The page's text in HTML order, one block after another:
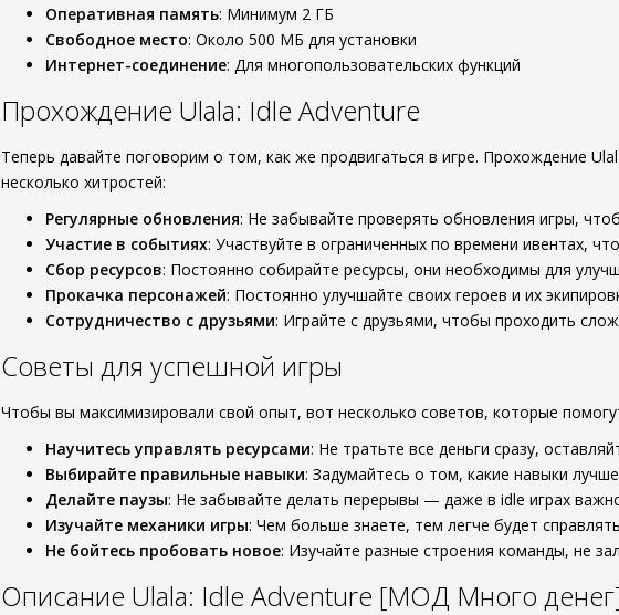
Оперативная память: Минимум 2 ГБ
Свободное место: Около 500 МБ для установки
Интернет-соединение: Для многопользовательских функций
Прохождение Ulala: Idle Adventure
Теперь давайте поговорим о том, как же продвигаться в игре. Прохождение
несколько хитростей:
Регулярные обновления: Не забывайте проверять обновления игры,
Участие в событиях: Участвуйте в ограниченных по времени ивентах,
Сбор ресурсов: Постоянно собирайте ресурсы, они необходимы для
Прокачка персонажей: Постоянно улучшайте своих героев и их
Сотрудничество с друзьями: Играйте с друзьями, чтобы проходить
Советы для успешной игры
Чтобы вы максимизировали свой опыт, вот несколько советов, которые
Научитесь управлять ресурсами: Не тратьте все деньги сразу,
Выбирайте правильные навыки: Задумайтесь о том, какие навыки
Делайте паузы: Не забывайте делать перерывы — даже в idle играх
Изучайте механики игры: Чем больше знаете, тем легче будет
Не бойтесь пробовать новое: Изучайте разные строения команды, не
Описание Ulala: Idle Adventure [МОД Много